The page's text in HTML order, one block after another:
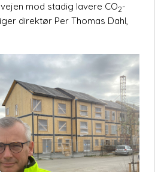
mod stadig lavere CO2-
direktør Per Thomas Dahl,